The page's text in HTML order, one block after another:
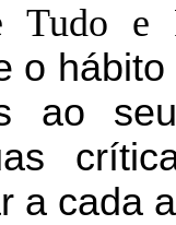
Tudo e
o
ao
a cada